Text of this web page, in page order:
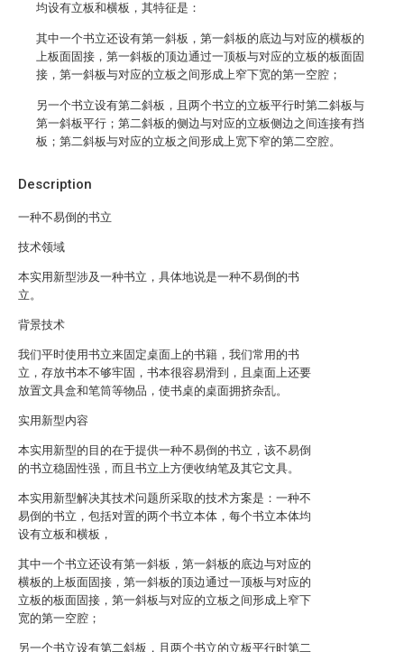
Description
一种不易倒的书立
技术领域
本实用新型涉及一种书立，具体地说是一种不易倒的书
立。
背景技术
我们平时使用书立来固定桌面上的书籍，我们常用的书
立，存放书本不够牢固，书本很容易滑到，且桌面上还要
放置文具盒和笔筒等物品，使书桌的桌面拥挤杂乱。
实用新型内容
本实用新型的目的在于提供一种不易倒的书立，该不易倒
的书立稳固性强，而且书立上方便收纳笔及其它文具。
本实用新型解决其技术问题所采取的技术方案是：一种不
易倒的书立，包括对置的两个书立本体，每个书立本体均
设有立板和横板，
其中一个书立还设有第一斜板，第一斜板的底边与对应的
横板的上板面固接，第一斜板的顶边通过一顶板与对应的
立板的板面固接，第一斜板与对应的立板之间形成上窄下
宽的第一空腔；
另一个书立设有第二斜板，且两个书立的立板平行时第二
均设有立板和横板，其特征是：
其中一个书立还设有第一斜板，第一斜板的底边与对应的横板的
上板面固接，第一斜板的顶边通过一顶板与对应的立板的板面固
接，第一斜板与对应的立板之间形成上窄下宽的第一空腔；
另一个书立设有第二斜板，且两个书立的立板平行时第二斜板与
第一斜板平行；第二斜板的侧边与对应的立板侧边之间连接有挡
板；第二斜板与对应的立板之间形成上宽下窄的第二空腔。